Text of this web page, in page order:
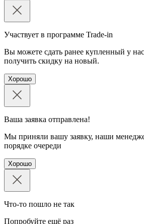
Участвует в программе Trade-in
Вы можете сдать ранее купленный у
получить скидку на новый.
Хорошо
Ваша заявка отправлена!
Мы приняли вашу заявку, наши
порядке очереди
Хорошо
Что-то пошло не так
Попробуйте ещё раз